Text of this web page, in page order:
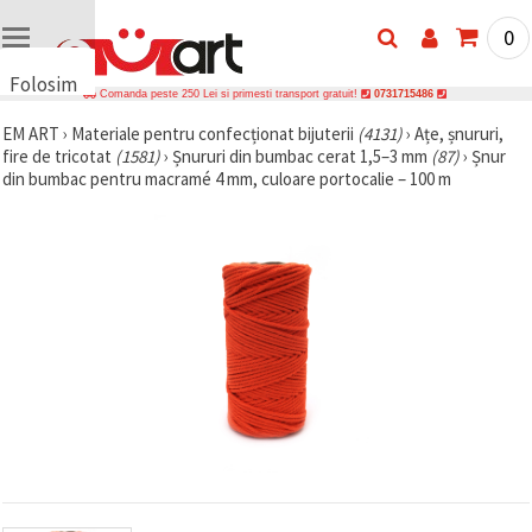
Folosim
uri
🍪 Folosim
cookie-uri
0
Comanda peste 250 Lei si primesti transport gratuit! 0731715486
EM ART › Materiale pentru confecționat bijuterii (4131)› Ațe, șnururi,
fire de tricotat (1581)› Șnururi din bumbac cerat 1,5–3 mm (87)› Șnur
din bumbac pentru macramé 4 mm, culoare portocalie – 100 m